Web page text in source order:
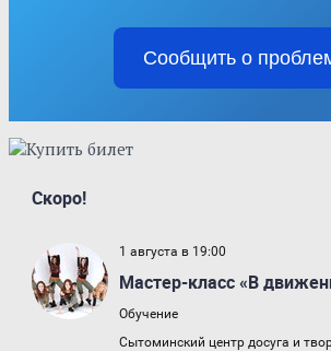
Сообщить о